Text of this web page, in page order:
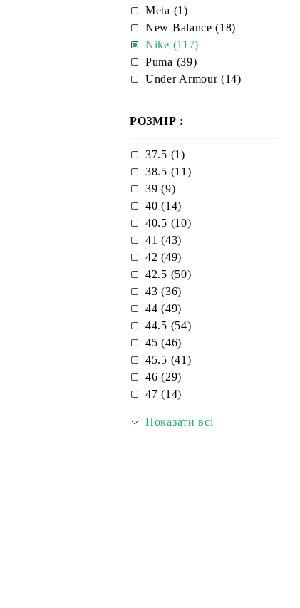
Meta (1)
New Balance (18)
Nike (117)
Puma (39)
Under Armour (14)
РОЗМІР :
37.5 (1)
38.5 (11)
39 (9)
40 (14)
40.5 (10)
41 (43)
42 (49)
42.5 (50)
43 (36)
44 (49)
44.5 (54)
45 (46)
45.5 (41)
46 (29)
47 (14)
Показати всі